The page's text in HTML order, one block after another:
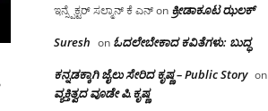
ಇನ್ಸ್ಪೆಕ್ಟರ್ ಸಲ್ಮಾನ್ ಕೆ ಎನ್on ಕ್ರೀಡಾಕೂಟ ಝಲಕ್
Suresh on ಓದಲೇಬೇಕಾದ‌ ಕವಿತೆಗಳು: ಬುದ್ಧ
ಕನ್ನಡಕ್ಕಾಗಿ ಜೈಲು ಸೇರಿದ ಕೃಷ್ಣ – Public Story on
ವ್ಯಕ್ತಿತ್ವದ ವೂಡೇ ಪಿ.ಕೃಷ್ಣ